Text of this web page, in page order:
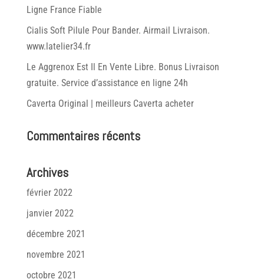
Ligne France Fiable
Cialis Soft Pilule Pour Bander. Airmail Livraison.
www.latelier34.fr
Le Aggrenox Est Il En Vente Libre. Bonus Livraison
gratuite. Service d’assistance en ligne 24h
Caverta Original | meilleurs Caverta acheter
Commentaires récents
Archives
février 2022
janvier 2022
décembre 2021
novembre 2021
octobre 2021